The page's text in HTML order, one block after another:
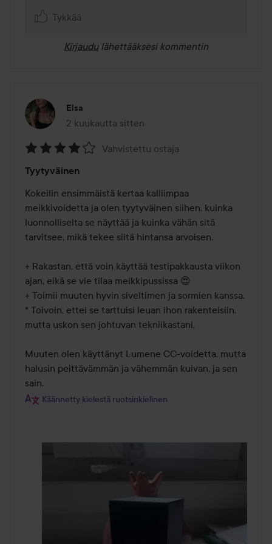
Tykkää
Kirjaudu lähettääksesi kommentin
Elsa
2 kuukautta sitten
Viesti luotiin 2 kuukautta sitten
4
/
5
Vahvistettu ostaja
Tyytyväinen
Kokeilin ensimmäistä kertaa kalliimpaa
meikkivoidetta ja olen tyytyväinen siihen, kuinka
luonnolliselta se näyttää ja kuinka vähän sitä
tarvitsee, mikä tekee siitä hintansa arvoisen.
+ Rakastan, että voin käyttää testipakkausta viikon
ajan, eikä se vie tilaa meikkipussissa 😍
+ Toimii muuten hyvin siveltimen ja sormien kanssa.
* Toivoin, ettei se tarttuisi leuan ihon rakenteisiin,
mutta uskon sen johtuvan tekniikastani.
Muuten olen käyttänyt Lumene CC-voidetta, mutta
halusin peittävämmän ja vähemmän kuivan, ja sen
sain.
Käännetty kielestä ruotsinkielinen